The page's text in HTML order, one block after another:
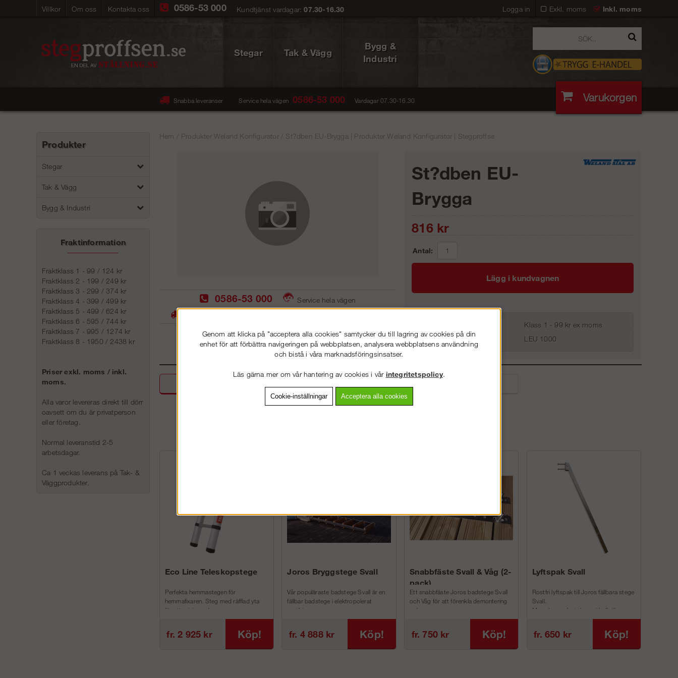
Villkor Om oss Kontakta oss Exkl. moms Inkl. moms
0586-53 000 Kundtjänst vardagar:07.30-16.30 Logga in
Stegar Tak & Vägg
Bygg &
Industri
Snabba leveranser Service hela vägen 0586-53 000 Vardagar 07.30-16.30 Varukorgen
Produkter
Stegar
Tak & Vägg
Bygg & Industri
Fraktinformation
Fraktklass 1 - 99 / 124 kr
Fraktklass 2 - 199 / 249 kr
Fraktklass 3 - 299 / 374 kr
Fraktklass 4 - 399 / 499 kr
Fraktklass 5 - 499 / 624 kr
Fraktklass 6 - 595 / 744 kr
Fraktklass 7 - 995 / 1274 kr
Fraktklass 8 - 1950 / 2438 kr
Priser exkl. moms / inkl.
moms.
Alla varor levereras direkt till dörr
oavsett om du är privatperson
eller företag.
Normal leveranstid 2-5
arbetsdagar.
Ca 1 veckas leverans på Tak- &
Väggprodukter.
Hem Produkter Weland Konfigurator/ St?dben EU-Brygga | Produkter Weland Konfigurator | Stegproffse
0586-53 000
Service hela vägen
St?dben EU-
Brygga
816kr
Antal:
Lägg i kundvagnen
Klass 1 - 99 kr ex moms
Artnr:
LEU 1000
Detaljerad info
Eco Line Teleskopstege
Perfekta hemmastegen för
hemmafixaren. Steg med räfflad yta
för att minimera h...
fr. 2 925 kr Köp!
Joros Bryggstege Svall
Vår populäraste badstege Svall är en
fällbar badstege i elektropolerat
rostfri...
fr. 4 888 kr Köp!
Snabbfäste Svall & Våg (2-
pack)
Ett snabbfäste Joros badstege Svall
och Våg för att förenkla demontering
och m...
fr. 750 kr Köp!
Lyftspak Svall
Rostfri lyftspak till Joros fällbara stege
Svall.
Man skruvar fast denna i befintliga
fr. 650 kr Köp!
Genom att klicka på "acceptera alla cookies" samtycker du till lagring av cookies på din
enhet för att förbättra navigeringen på webbplatsen, analysera webbplatsens användning
och bistå i våra marknadsföringsinsatser.
Läs gärna mer om vår hantering av cookies i vår integritetspolicy.
Cookie-inställningar Acceptera alla cookies
VÄLKOMMEN TILL STEGPROFFSEN.SE